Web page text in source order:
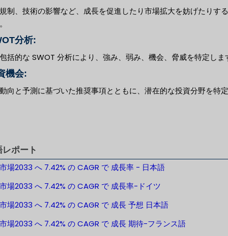
制、技術の影響など、成長を促進したり市場拡大を妨げたりす
分析:
括的な SWOT 分析により、強み、弱み、機会、脅威を特定しま
機会:
向と予測に基づいた推奨事項とともに、潜在的な投資分野を特
ポート
場2033 へ 7.42% の CAGR で 成長率 - 日本語
場2033 へ 7.42% の CAGR で 成長率-ドイツ
場2033 へ 7.42% の CAGR で 成長 予想 日本語
場2033 へ 7.42% の CAGR で 成長 期待-フランス語